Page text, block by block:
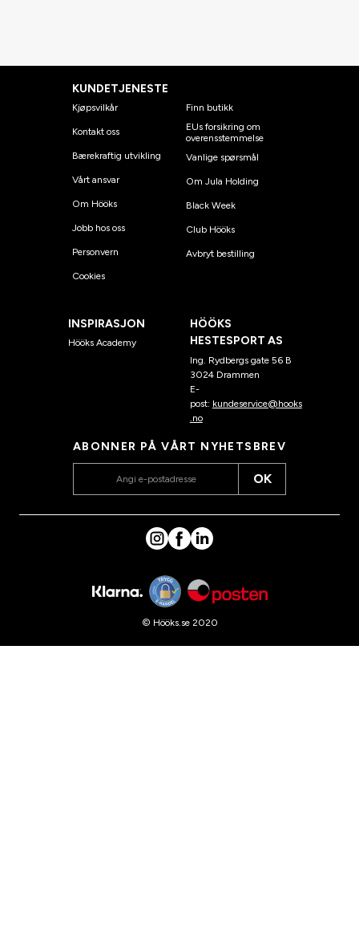
KUNDETJENESTE
Kjøpsvilkår
Kontakt oss
Bærekraftig utvikling
Vårt ansvar
Om Hööks
Jobb hos oss
Personvern
Cookies
Finn butikk
EUs forsikring om
overensstemmelse
Vanlige spørsmål
Om Jula Holding
Black Week
Club Hööks
Avbryt bestilling
INSPIRASJON
Hööks Academy
HÖÖKS
HESTESPORT AS
Ing. Rydbergs gate 56 B
3024 Drammen
E-
post: kundeservice@hooks
.no
ABONNER PÅ VÅRT NYHETSBREV
OK
© Hööks.se 2020